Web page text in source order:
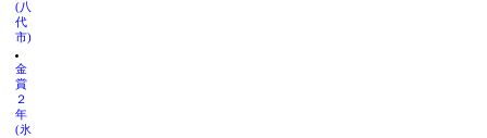
(八
代
市)
金
賞
２
年
(氷